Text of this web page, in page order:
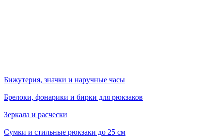
Бижутерия, значки и наручные часы
Брелоки, фонарики и бирки для рюкзаков
Зеркала и расчески
Сумки и стильные рюкзаки до 25 см